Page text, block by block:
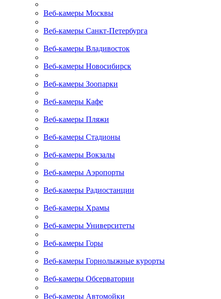
Веб-камеры Москвы
Веб-камеры Санкт-Петербурга
Веб-камеры Владивосток
Веб-камеры Новосибирск
Веб-камеры Зоопарки
Веб-камеры Кафе
Веб-камеры Пляжи
Веб-камеры Стадионы
Веб-камеры Вокзалы
Веб-камеры Аэропорты
Веб-камеры Радиостанции
Веб-камеры Храмы
Веб-камеры Университеты
Веб-камеры Горы
Веб-камеры Горнолыжные курорты
Веб-камеры Обсерватории
Веб-камеры Автомойки